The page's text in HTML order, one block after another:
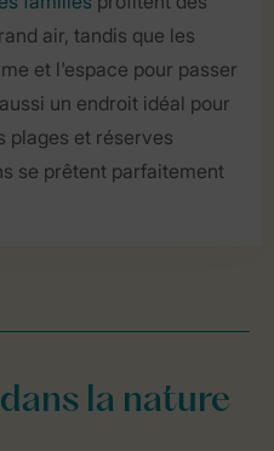
air, tandis que les
et l'espace pour passer
un endroit idéal pour
plages et réserves
se prêtent parfaitement
la nature